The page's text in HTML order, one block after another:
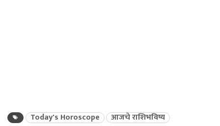
Today's Horoscope आजचे राशिभविष्य